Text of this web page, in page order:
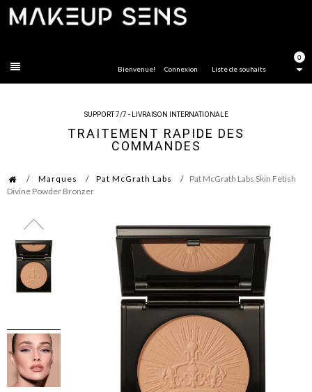
0
Liste de souhaits
Bienvenue! Connexion
SUPPORT 7/7 - LIVRAISON INTERNATIONALE
TRAITEMENT RAPIDE DES
COMMANDES
Marques Pat McGrath Labs
Pat McGrath Labs Skin Fetish
Divine Powder Bronzer